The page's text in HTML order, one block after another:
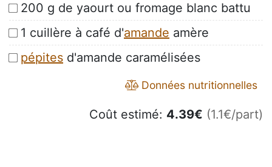
200 g de yaourt ou fromage blanc battu
1 cuillère à café d'amande amère
pépites d'amande caramélisées
Données nutritionnelles
Coût estimé: 4.39€ (1.1€/part)